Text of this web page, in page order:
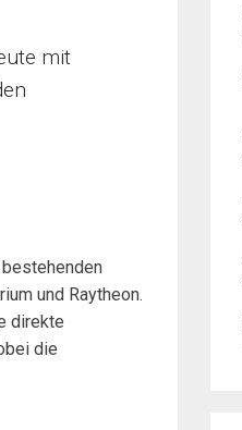
mit
und Raytheon.
direkte
die